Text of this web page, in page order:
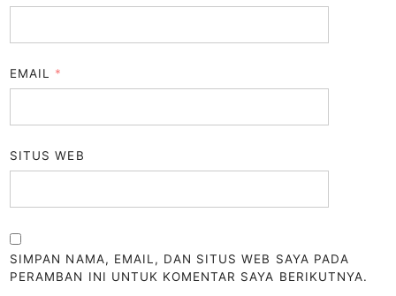
EMAIL *
SITUS WEB
SIMPAN NAMA, EMAIL, DAN SITUS WEB SAYA PADA
PERAMBAN INI UNTUK KOMENTAR SAYA BERIKUTNYA.